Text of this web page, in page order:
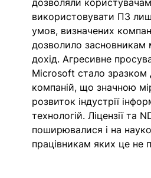
дозволяли користувачам
використовувати ПЗ
умов, визначених
дозволило засновникам
дохід. Агресивне
Microsoft стало зразком
компаній, що значною
розвиток індустрії
технологій. Ліцензії та
поширювалися і на
працівникам яких це не